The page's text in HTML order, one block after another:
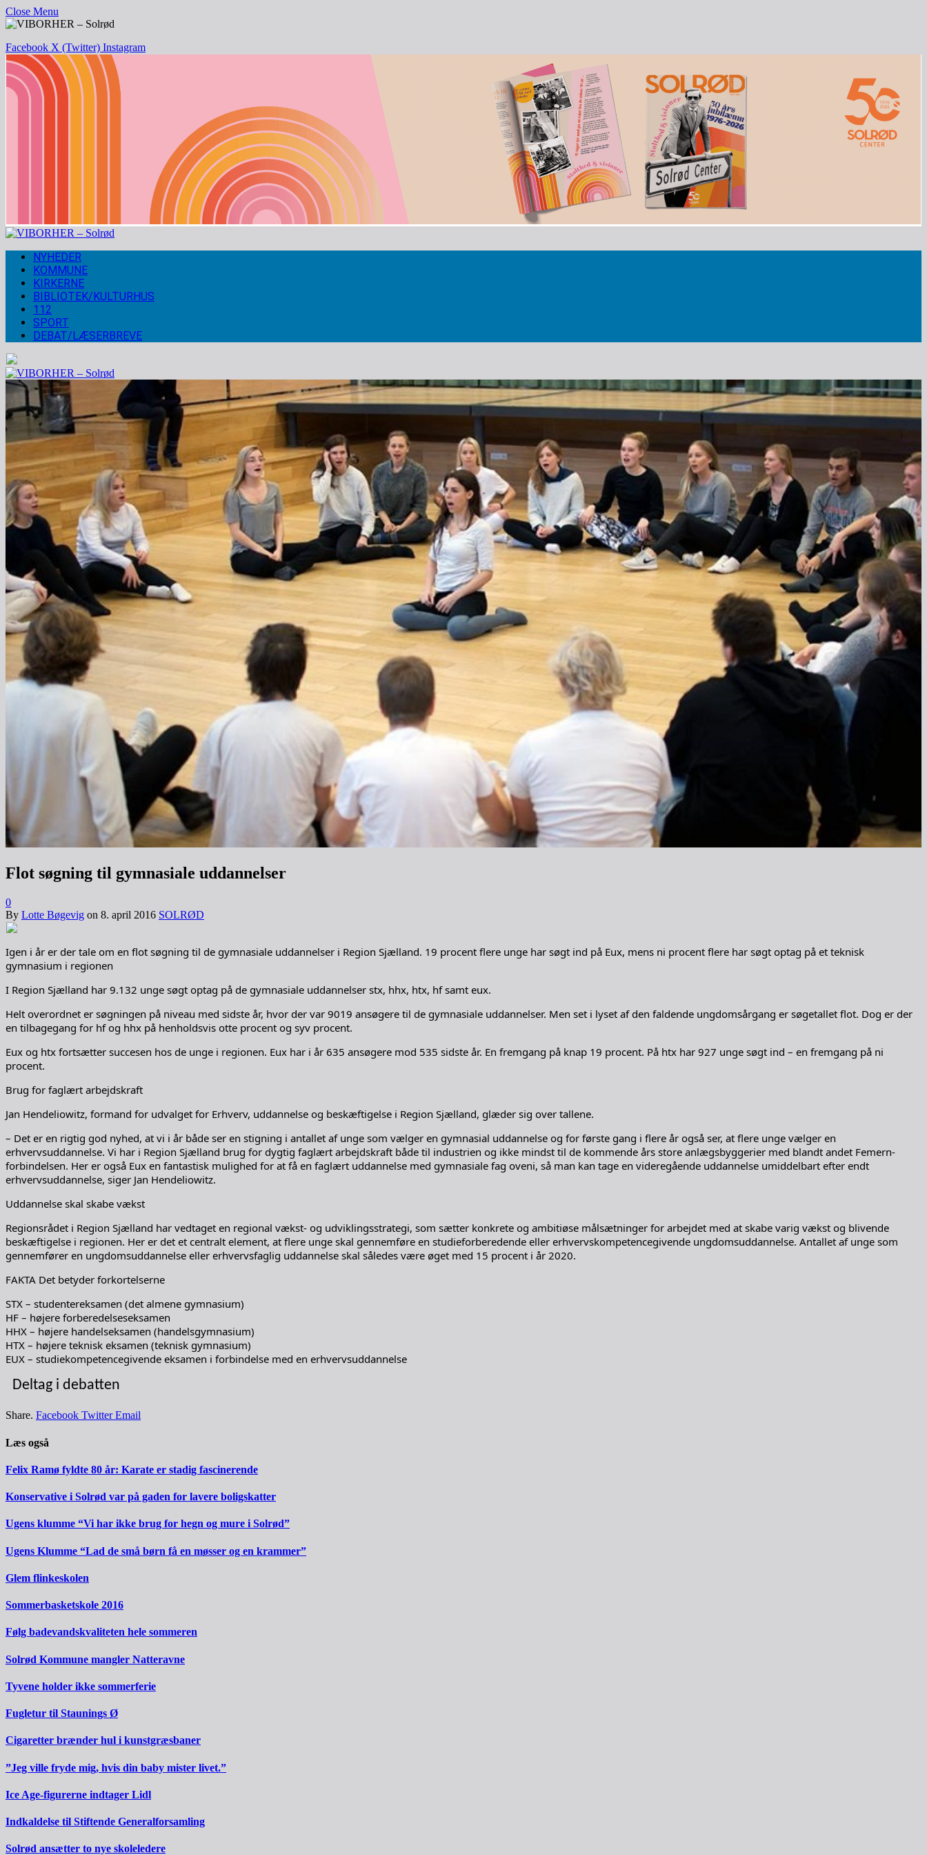
Close Menu
Facebook X (Twitter) Instagram
NYHEDER
KOMMUNE
KIRKERNE
BIBLIOTEK/KULTURHUS
112
SPORT
DEBAT/LÆSERBREVE
Flot søgning til gymnasiale uddannelser
0
By Lotte Bøgevig on 8. april 2016 SOLRØD
Igen i år er der tale om en flot søgning til de gymnasiale uddannelser i Region Sjælland. 19 procent flere unge har søgt ind på Eux, mens ni procent flere har søgt optag på et teknisk
gymnasium i regionen
I Region Sjælland har 9.132 unge søgt optag på de gymnasiale uddannelser stx, hhx, htx, hf samt eux.
Helt overordnet er søgningen på niveau med sidste år, hvor der var 9019 ansøgere til de gymnasiale uddannelser. Men set i lyset af den faldende ungdomsårgang er søgetallet flot. Dog er der
en tilbagegang for hf og hhx på henholdsvis otte procent og syv procent.
Eux og htx fortsætter succesen hos de unge i regionen. Eux har i år 635 ansøgere mod 535 sidste år. En fremgang på knap 19 procent. På htx har 927 unge søgt ind – en fremgang på ni
procent.
Brug for faglært arbejdskraft
Jan Hendeliowitz, formand for udvalget for Erhverv, uddannelse og beskæftigelse i Region Sjælland, glæder sig over tallene.
– Det er en rigtig god nyhed, at vi i år både ser en stigning i antallet af unge som vælger en gymnasial uddannelse og for første gang i flere år også ser, at flere unge vælger en
erhvervsuddannelse. Vi har i Region Sjælland brug for dygtig faglært arbejdskraft både til industrien og ikke mindst til de kommende års store anlægsbyggerier med blandt andet Femern-
forbindelsen. Her er også Eux en fantastisk mulighed for at få en faglært uddannelse med gymnasiale fag oveni, så man kan tage en videregående uddannelse umiddelbart efter endt
erhvervsuddannelse, siger Jan Hendeliowitz.
Uddannelse skal skabe vækst
Regionsrådet i Region Sjælland har vedtaget en regional vækst- og udviklingsstrategi, som sætter konkrete og ambitiøse målsætninger for arbejdet med at skabe varig vækst og blivende
beskæftigelse i regionen. Her er det et centralt element, at flere unge skal gennemføre en studieforberedende eller erhvervskompetencegivende ungdomsuddannelse. Antallet af unge som
gennemfører en ungdomsuddannelse eller erhvervsfaglig uddannelse skal således være øget med 15 procent i år 2020.
FAKTA Det betyder forkortelserne
STX – studentereksamen (det almene gymnasium)
HF – højere forberedelseseksamen
HHX – højere handelseksamen (handelsgymnasium)
HTX – højere teknisk eksamen (teknisk gymnasium)
EUX – studiekompetencegivende eksamen i forbindelse med en erhvervsuddannelse
Deltag i debatten
Share. Facebook Twitter Email
Læs også
Felix Ramø fyldte 80 år: Karate er stadig fascinerende
Konservative i Solrød var på gaden for lavere boligskatter
Ugens klumme “Vi har ikke brug for hegn og mure i Solrød”
Ugens Klumme “Lad de små børn få en møsser og en krammer”
Glem flinkeskolen
Sommerbasketskole 2016
Følg badevandskvaliteten hele sommeren
Solrød Kommune mangler Natteravne
Tyvene holder ikke sommerferie
Fugletur til Staunings Ø
Cigaretter brænder hul i kunstgræsbaner
”Jeg ville fryde mig, hvis din baby mister livet.”
Ice Age-figurerne indtager Lidl
Indkaldelse til Stiftende Generalforsamling
Solrød ansætter to nye skoleledere